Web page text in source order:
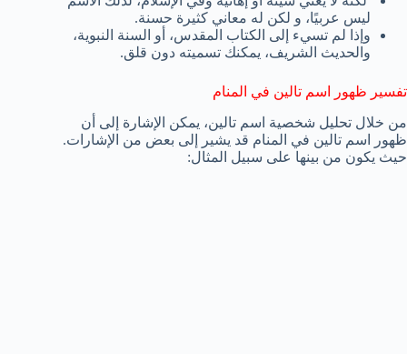
ليس عربيًا، و لكن له معاني كثيرة حسنة.
وإذا لم تسيء إلى الكتاب المقدس، أو السنة النبوية،
والحديث الشريف، يمكنك تسميته دون قلق.
تفسير ظهور اسم تالين في المنام
من خلال تحليل شخصية اسم تالين، يمكن الإشارة إلى أن
ظهور اسم تالين في المنام قد يشير إلى بعض من الإشارات.
حيث يكون من بينها على سبيل المثال: